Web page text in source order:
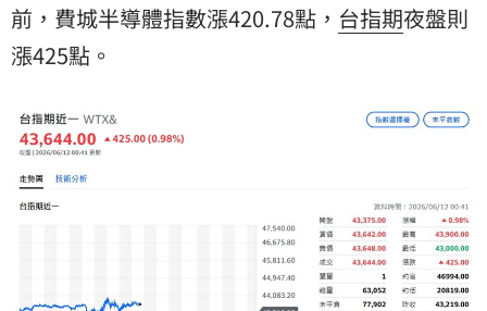
前，費城半導體指數漲420.78點， 台指期夜盤則
漲425點。